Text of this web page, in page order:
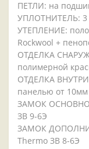
ПЕТЛИ: на
УПЛОТНИТЕЛЬ: 3
УТЕПЛЕНИЕ:
Rockwool +
ОТДЕЛКА
полимерной
ОТДЕЛКА
панелью от
ЗАМОК
ЗВ 9-6Э
ЗАМОК
Thermo ЗВ 8-6Э